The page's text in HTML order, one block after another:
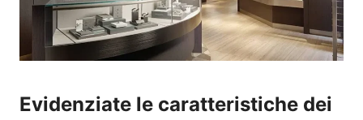
Evidenziate le caratteristiche dei